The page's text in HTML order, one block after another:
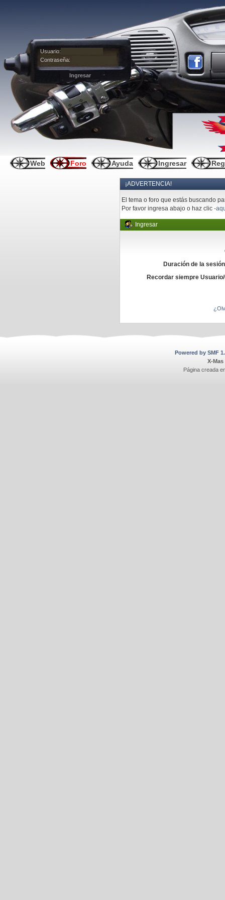
Usuario:
Contraseña:
Web Foro Ayuda Ingresar
¡ADVERTENCIA!
El tema o foro que estás buscando
Por favor ingresa abajo o haz clic-
Ingresar
Duración de la
Recordar siempre
Powered by SMF
X-Mas
Página creada